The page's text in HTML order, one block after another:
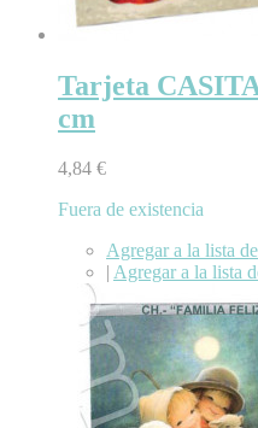
Tarjeta
cm
4,84 €
Fuera de existencia
Agregar a la lista
| Agregar a la lista